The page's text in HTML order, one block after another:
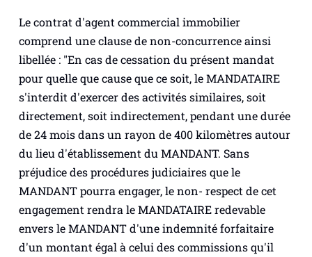
Le contrat d'agent commercial immobilier
comprend une clause de non-concurrence ainsi
libellée : "En cas de cessation du présent mandat
pour quelle que cause que ce soit, le MANDATAIRE
s'interdit d'exercer des activités similaires, soit
directement, soit indirectement, pendant une durée
de 24 mois dans un rayon de 400 kilomètres autour
du lieu d'établissement du MANDANT. Sans
préjudice des procédures judiciaires que le
MANDANT pourra engager, le non- respect de cet
engagement rendra le MANDATAIRE redevable
envers le MANDANT d'une indemnité forfaitaire
d'un montant égal à celui des commissions qu'il